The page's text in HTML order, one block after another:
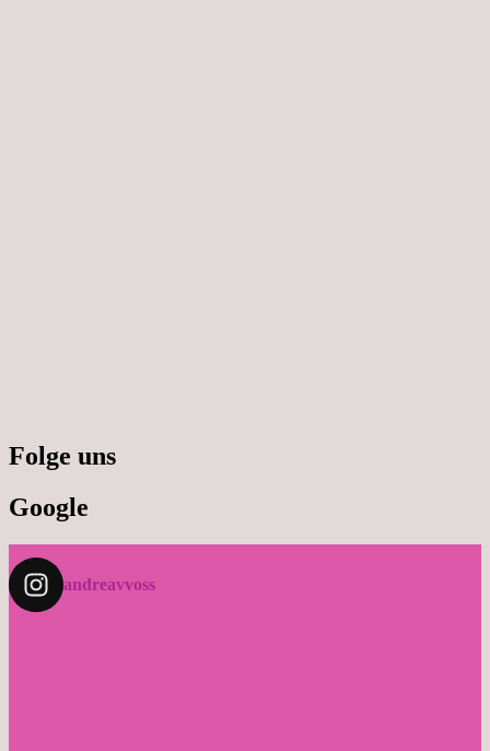
Folge uns
Google
andreavvoss